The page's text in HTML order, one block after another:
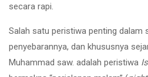
secara rapi.
Salah satu peristiwa penting dalam
penyebarannya, dan khususnya
Muhammad saw. adalah peristiwa